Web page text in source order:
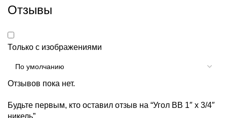
Отзывы
Только с изображениями
Отзывов пока нет.
Будьте первым, кто оставил отзыв на “Угол ВВ 1″ х 3/4″
никель”